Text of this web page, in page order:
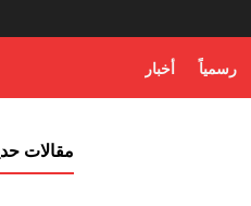
رسمياً أخبار
مقالات